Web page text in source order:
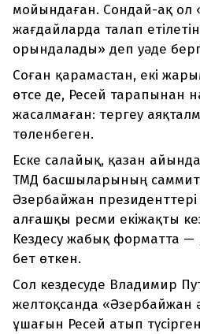
мойындаған. Сондай-ақ ол
жағдайларда талап
орындалады» деп уәде
Соған қарамастан, екі
өтсе де, Ресей тарапынан
жасалмаған: тергеу
төленбеген.
Еске салайық, қазан
ТМД басшыларының
Әзербайжан президенттері
алғашқы ресми екіжақты
Кездесу жабық форматта —
бет өткен.
Сол кездесуде Владимир
желтоқсанда «Әзербайжан
ұшағын Ресей атып